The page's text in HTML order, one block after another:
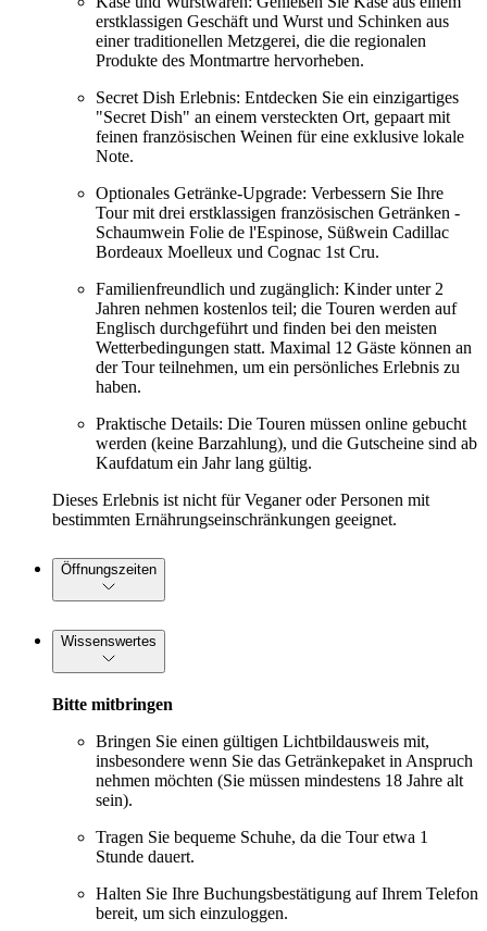
erstklassigen Geschäft und Wurst und Schinken aus
einer traditionellen Metzgerei, die die regionalen
Produkte des Montmartre hervorheben.
Secret Dish Erlebnis: Entdecken Sie ein einzigartiges
"Secret Dish" an einem versteckten Ort, gepaart mit
feinen französischen Weinen für eine exklusive lokale
Note.
Optionales Getränke-Upgrade: Verbessern Sie Ihre
Tour mit drei erstklassigen französischen Getränken -
Schaumwein Folie de l'Espinose, Süßwein Cadillac
Bordeaux Moelleux und Cognac 1st Cru.
Familienfreundlich und zugänglich: Kinder unter 2
Jahren nehmen kostenlos teil; die Touren werden auf
Englisch durchgeführt und finden bei den meisten
Wetterbedingungen statt. Maximal 12 Gäste können an
der Tour teilnehmen, um ein persönliches Erlebnis zu
haben.
Praktische Details: Die Touren müssen online gebucht
werden (keine Barzahlung), und die Gutscheine sind ab
Kaufdatum ein Jahr lang gültig.
Dieses Erlebnis ist nicht für Veganer oder Personen mit
bestimmten Ernährungseinschränkungen geeignet.
Öffnungszeiten
Wissenswertes
Bitte mitbringen
Bringen Sie einen gültigen Lichtbildausweis mit,
insbesondere wenn Sie das Getränkepaket in Anspruch
nehmen möchten (Sie müssen mindestens 18 Jahre alt
sein).
Tragen Sie bequeme Schuhe, da die Tour etwa 1
Stunde dauert.
Halten Sie Ihre Buchungsbestätigung auf Ihrem Telefon
bereit, um sich einzuloggen.